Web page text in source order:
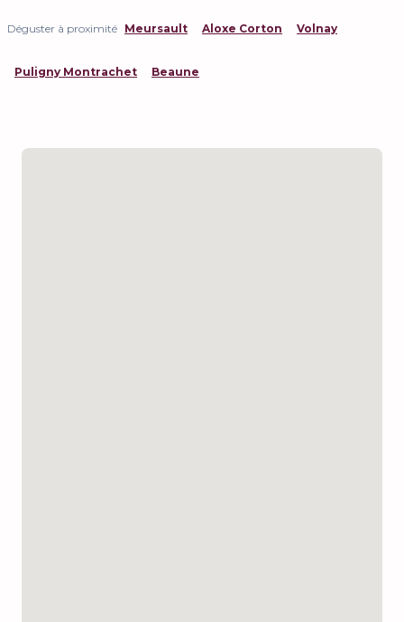
Déguster à proximité Meursault Aloxe Corton Volnay
Puligny Montrachet Beaune